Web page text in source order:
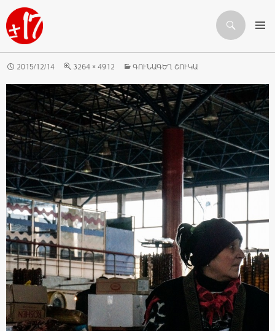
Որոնում
ԱՆՑՆԵԼ ԲՈՎԱՆԴԱԿՈՒԹՅԱՆԸ
2015/12/14 3264 × 4912 ԳՈՒՆԱԳԵՂ ՇՈՒԿԱ